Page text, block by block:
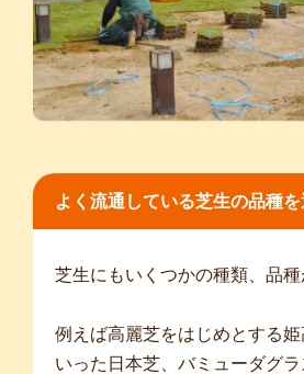
よく流通している芝生の品種
芝生にもいくつかの種類、品種
例えば高麗芝をはじめとする
いった日本芝、バミューダグ